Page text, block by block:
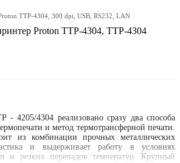
TTP-4304, 300 dpi, USB, RS232, LAN
Proton TTP-4304, TTP-4304
- 4205/4304 реализовано сразу два способа
и метод термотрансферной печати.
из комбинации прочных металлических
и выдерживает работу в условиях
и резких перепадов температур. Крупный